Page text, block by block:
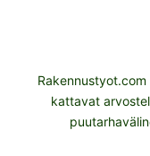
kattavat